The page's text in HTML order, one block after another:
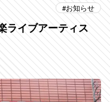
お知らせ
ライブアーティス